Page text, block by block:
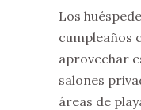
Los
cumpleaños
aprovechar
salones
áreas de